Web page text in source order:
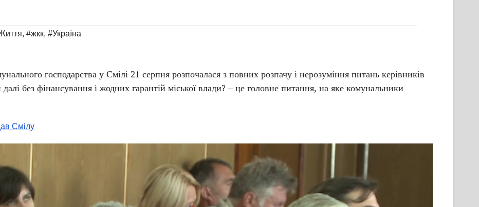
, #жкк, #Україна
господарства у Смілі 21 серпня розпочалася з повних розпачу і нерозуміння питань керівників
без фінансування і жодних гарантій міської влади? – це головне питання, на яке комунальники
Смілу